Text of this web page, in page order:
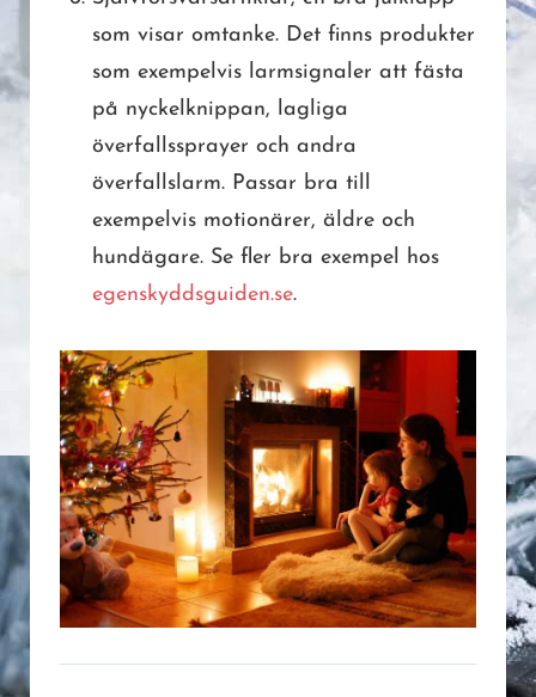
som visar omtanke. Det finns produkter
som exempelvis larmsignaler att fästa
på nyckelknippan, lagliga
överfallssprayer och andra
överfallslarm. Passar bra till
exempelvis motionärer, äldre och
hundägare. Se fler bra exempel hos
egenskyddsguiden.se.